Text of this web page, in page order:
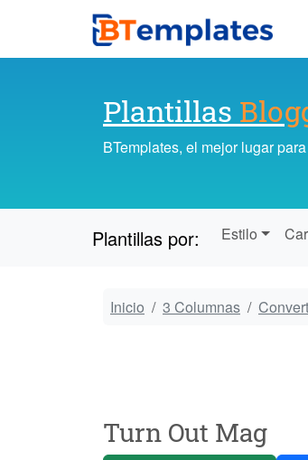
Plantillas
BTemplates, el mejor lugar
Plantillas por: Estilo
Inicio 3 Columnas
Turn Out Mag